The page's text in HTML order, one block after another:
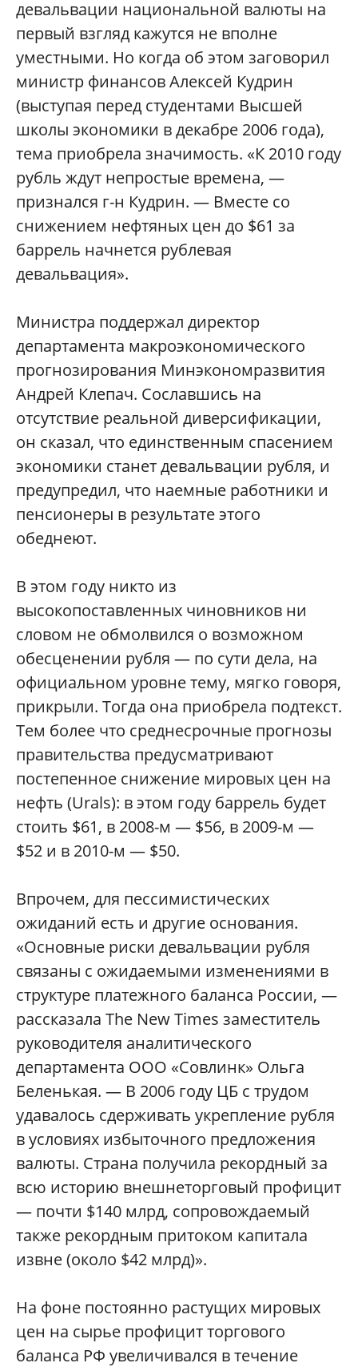
девальвации национальной валюты на
первый взгляд кажутся не вполне
уместными. Но когда об этом заговорил
министр финансов Алексей Кудрин
(выступая перед студентами Высшей
школы экономики в декабре 2006 года),
тема приобрела значимость. «К 2010 году
рубль ждут непростые времена, —
признался г-н Кудрин. — Вместе со
снижением нефтяных цен до $61 за
баррель начнется рублевая
девальвация».
Министра поддержал директор
департамента макроэкономического
прогнозирования Минэкономразвития
Андрей Клепач. Сославшись на
отсутствие реальной диверсификации,
он сказал, что единственным спасением
экономики станет девальвации рубля, и
предупредил, что наемные работники и
пенсионеры в результате этого
обеднеют.
В этом году никто из
высокопоставленных чиновников ни
словом не обмолвился о возможном
обесценении рубля — по сути дела, на
официальном уровне тему, мягко говоря,
прикрыли. Тогда она приобрела подтекст.
Тем более что среднесрочные прогнозы
правительства предусматривают
постепенное снижение мировых цен на
нефть (Urals): в этом году баррель будет
стоить $61, в 2008-м — $56, в 2009-м —
$52 и в 2010-м — $50.
Впрочем, для пессимистических
ожиданий есть и другие основания.
«Основные риски девальвации рубля
связаны с ожидаемыми изменениями в
структуре платежного баланса России, —
рассказала The New Times заместитель
руководителя аналитического
департамента ООО «Совлинк» Ольга
Беленькая. — В 2006 году ЦБ с трудом
удавалось сдерживать укрепление рубля
в условиях избыточного предложения
валюты. Страна получила рекордный за
всю историю внешнеторговый профицит
— почти $140 млрд, сопровождаемый
также рекордным притоком капитала
извне (около $42 млрд)».
На фоне постоянно растущих мировых
цен на сырье профицит торгового
баланса РФ увеличивался в течение